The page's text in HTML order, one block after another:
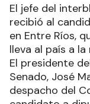
El jefe del
recibió al
en Entre Ríos,
lleva al país a la
El presidente
Senado, José
despacho del